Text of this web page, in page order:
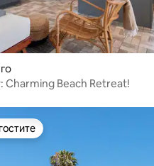
Charming Beach Retreat!
„Омилени на гостите“